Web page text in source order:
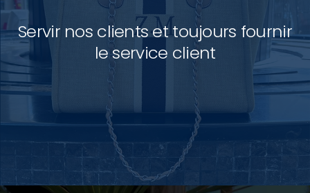
Servir nos clients et toujours fournir
le service client